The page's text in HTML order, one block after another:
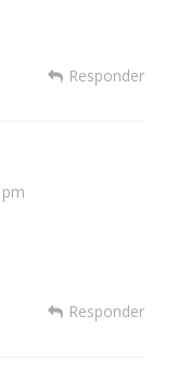
Responder
Responder